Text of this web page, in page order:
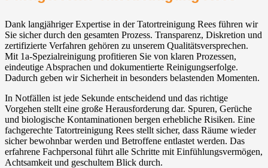
Dank langjähriger Expertise in der Tatortreinigung Rees führen wir
Sie sicher durch den gesamten Prozess. Transparenz, Diskretion und
zertifizierte Verfahren gehören zu unserem Qualitätsversprechen.
Mit 1a-Spezialreinigung profitieren Sie von klaren Prozessen,
eindeutige Absprachen und dokumentierte Reinigungserfolge.
Dadurch geben wir Sicherheit in besonders belastenden Momenten.
In Notfällen ist jede Sekunde entscheidend und das richtige
Vorgehen stellt eine große Herausforderung dar. Spuren, Gerüche
und biologische Kontaminationen bergen erhebliche Risiken. Eine
fachgerechte Tatortreinigung Rees stellt sicher, dass Räume wieder
sicher bewohnbar werden und Betroffene entlastet werden. Das
erfahrene Fachpersonal führt alle Schritte mit Einfühlungsvermögen,
Achtsamkeit und geschultem Blick durch.